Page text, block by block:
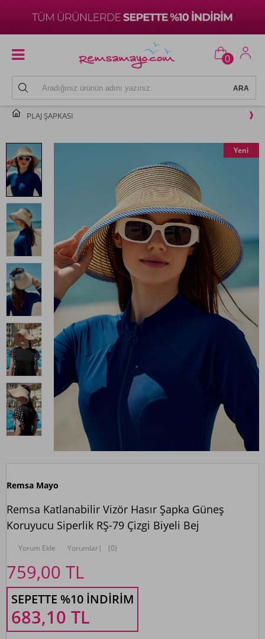
0
PLAJ ŞAPKASI
Yeni
Remsa Mayo
Remsa Katlanabilir Vizör Hasır Şapka Güneş
Koruyucu Siperlik RŞ-79 Çizgi Biyeli Bej
Yorum Ekle Yorumlar| (0)
759,00 TL
SEPETTE %10 İNDIRIM
683,10 TL